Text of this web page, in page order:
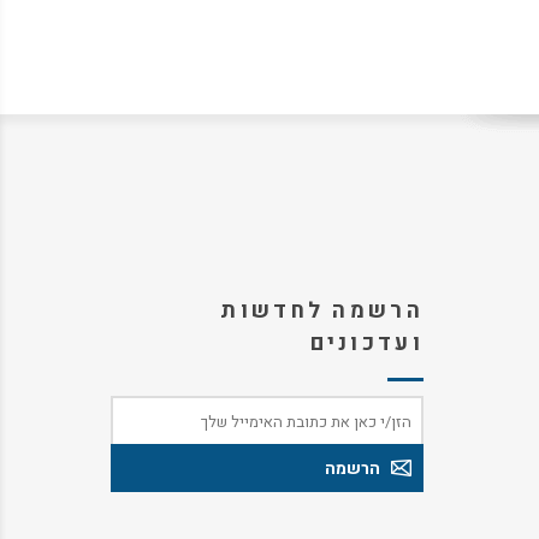
הרשמה לחדשות
ועדכונים